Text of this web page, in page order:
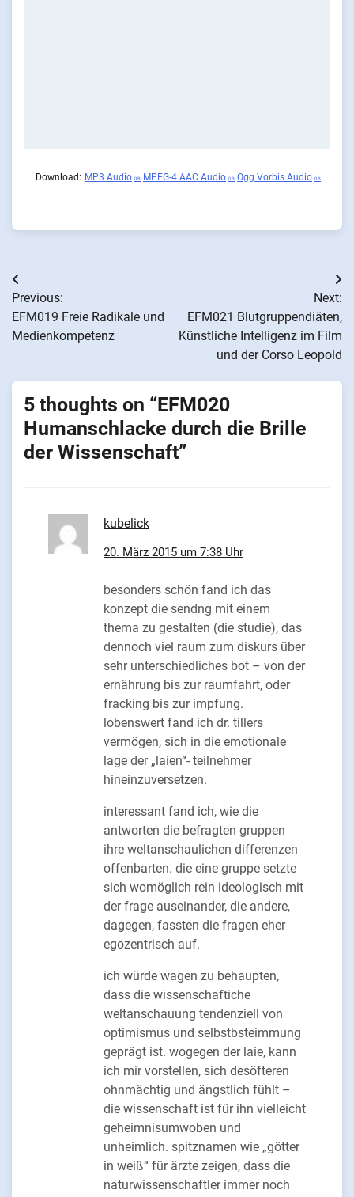
Download: MP3 Audio 0 B MPEG-4 AAC Audio 0 B Ogg Vorbis Audio 0 B
Beitragsnavigation
Previous:
EFM019 Freie Radikale und
Medienkompetenz
Next:
EFM021 Blutgruppendiäten,
Künstliche Intelligenz im Film
und der Corso Leopold
5 thoughts on “EFM020
Humanschlacke durch die Brille
der Wissenschaft”
kubelick
20. März 2015 um 7:38 Uhr
besonders schön fand ich das
konzept die sendng mit einem
thema zu gestalten (die studie), das
dennoch viel raum zum diskurs über
sehr unterschiedliches bot – von der
ernährung bis zur raumfahrt, oder
fracking bis zur impfung.
lobenswert fand ich dr. tillers
vermögen, sich in die emotionale
lage der „laien“- teilnehmer
hineinzuversetzen.
interessant fand ich, wie die
antworten die befragten gruppen
ihre weltanschaulichen differenzen
offenbarten. die eine gruppe setzte
sich womöglich rein ideologisch mit
der frage auseinander, die andere,
dagegen, fassten die fragen eher
egozentrisch auf.
ich würde wagen zu behaupten,
dass die wissenschaftiche
weltanschauung tendenziell von
optimismus und selbstbsteimmung
geprägt ist. wogegen der laie, kann
ich mir vorstellen, sich desöfteren
ohnmächtig und ängstlich fühlt –
die wissenschaft ist für ihn vielleicht
geheimnisumwoben und
unheimlich. spitznamen wie „götter
in weiß“ für ärzte zeigen, dass die
naturwissenschaftler immer noch